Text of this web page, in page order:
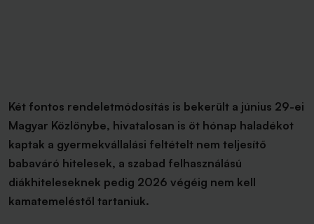
Két fontos rendeletmódosítás is bekerült a június 29-ei
Magyar Közlönybe, hivatalosan is öt hónap haladékot
kaptak a gyermekvállalási feltételt nem teljesítő
babaváró hitelesek, a szabad felhasználású
diákhiteleseknek pedig 2026 végéig nem kell
kamatemeléstől tartaniuk.